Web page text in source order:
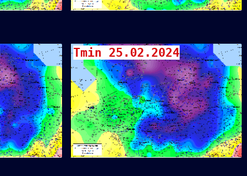
Tmin 25.02.2024